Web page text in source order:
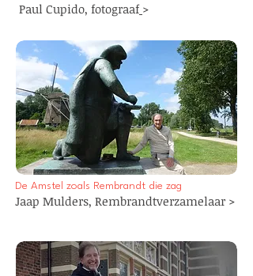
Paul Cupido, fotograaf >
De Amstel zoals Rembrandt die zag
Jaap Mulders, Rembrandtverzamelaar >